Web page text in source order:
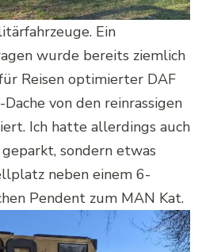
Ein
wurde bereits ziemlich
Reisen optimierter DAF
von den reinrassigen
Ich hatte allerdings auch
sondern etwas
neben einem 6-
Pendent zum MAN Kat.